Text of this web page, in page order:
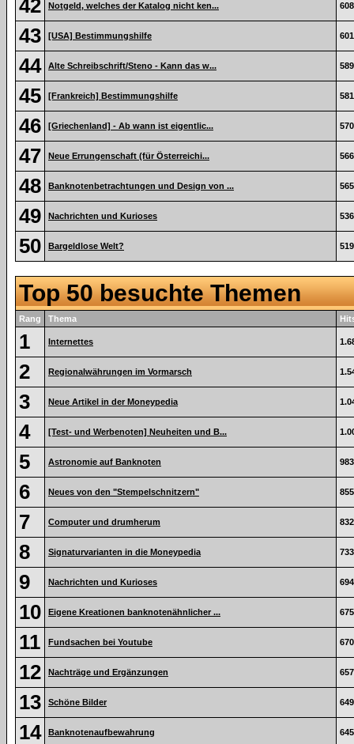
42 Notgeld, welches der Katalog nicht ken... 608
43 [USA] Bestimmungshilfe 601
44 Alte Schreibschrift/Steno - Kann das w... 589
45 [Frankreich] Bestimmungshilfe 581
46 [Griechenland] - Ab wann ist eigentlic... 570
47 Neue Errungenschaft (für Österreichi... 566
48 Banknotenbetrachtungen und Design von ... 565
49 Nachrichten und Kurioses 536
50 Bargeldlose Welt? 519
Top 50 besuchte Themen
Rang Thema
1 Internettes
2 Regionalwährungen im Vormarsch
3 Neue Artikel in der Moneypedia
4 [Test- und Werbenoten] Neuheiten und B...
5 Astronomie auf Banknoten
6 Neues von den "Stempelschnitzern"
7 Computer und drumherum
8 Signaturvarianten in die Moneypedia
9 Nachrichten und Kurioses
10 Eigene Kreationen banknotenähnlicher ...
11 Fundsachen bei Youtube
12 Nachträge und Ergänzungen
13 Schöne Bilder
14 Banknotenaufbewahrung